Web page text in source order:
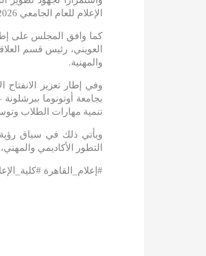
الإعلام للعام الجامعي 2026–2027، وذلك وفقًا لضوابط المجلس الأعلى للجامعات، بما يضمن تحقيق العدالة وتكافؤ الفرص.
كما وافق المجلس على
والمهنية.
وفي إطار تعزيز
تنمية مهارات الطلاب
ويأتي ذلك في سياق رؤية
التطور الأكاديمي
#إعلام_القاهرة